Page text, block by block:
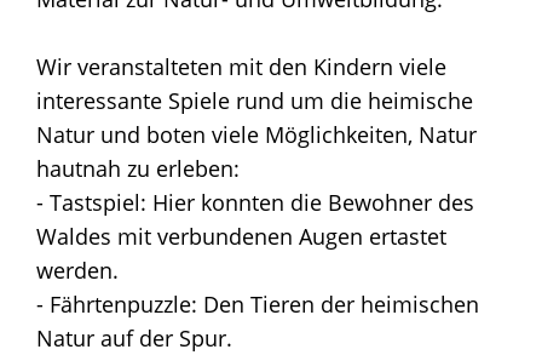
Wir veranstalteten mit den Kindern viele
interessante Spiele rund um die heimische
Natur und boten viele Möglichkeiten, Natur
hautnah zu erleben:
- Tastspiel: Hier konnten die Bewohner des
Waldes mit verbundenen Augen ertastet
werden.
- Fährtenpuzzle: Den Tieren der heimischen
Natur auf der Spur.